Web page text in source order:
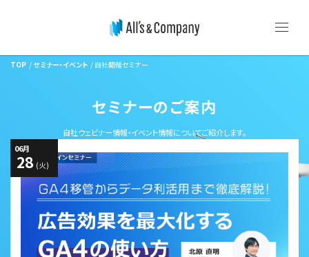
TOP セミナー・イベント 自社開催セミナー
セミナーのご案内
自社ウェビナー情報・イベント情報についてご紹介します。
06月
28 (火)